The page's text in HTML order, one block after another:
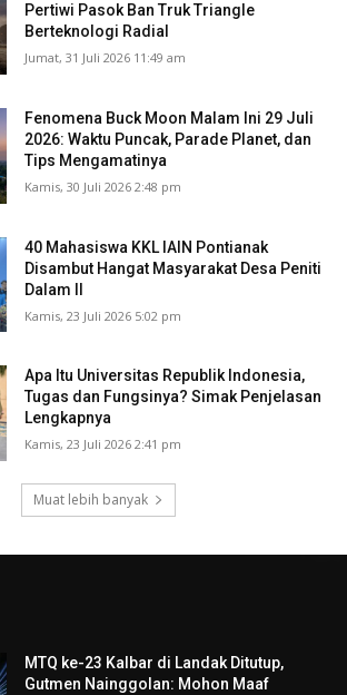
Pertiwi Pasok Ban Truk Triangle
Berteknologi Radial
Jumat, 31 Juli 2026 11:49 am
Fenomena Buck Moon Malam Ini 29 Juli
2026: Waktu Puncak, Parade Planet, dan
Tips Mengamatinya
Kamis, 30 Juli 2026 2:48 pm
40 Mahasiswa KKL IAIN Pontianak
Disambut Hangat Masyarakat Desa Peniti
Dalam II
Kamis, 23 Juli 2026 5:02 pm
Apa Itu Universitas Republik Indonesia,
Tugas dan Fungsinya? Simak Penjelasan
Lengkapnya
Kamis, 23 Juli 2026 2:41 pm
Muat lebih banyak
MTQ ke-23 Kalbar di Landak Ditutup,
Gutmen Nainggolan: Mohon Maaf